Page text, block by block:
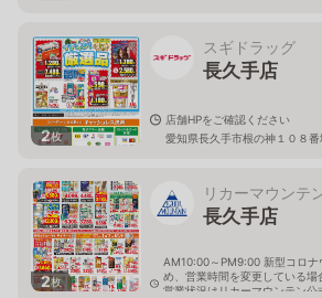
2枚
スギドラッグ
長久手店
店舗HPをご確認ください
愛知県長久手市根の神１０８番
2枚
リカーマウンテ
長久手店
AM10:00～PM9:00 新型コロナ
め、営業時間を変更している
営業状況はリカーマウンテン公